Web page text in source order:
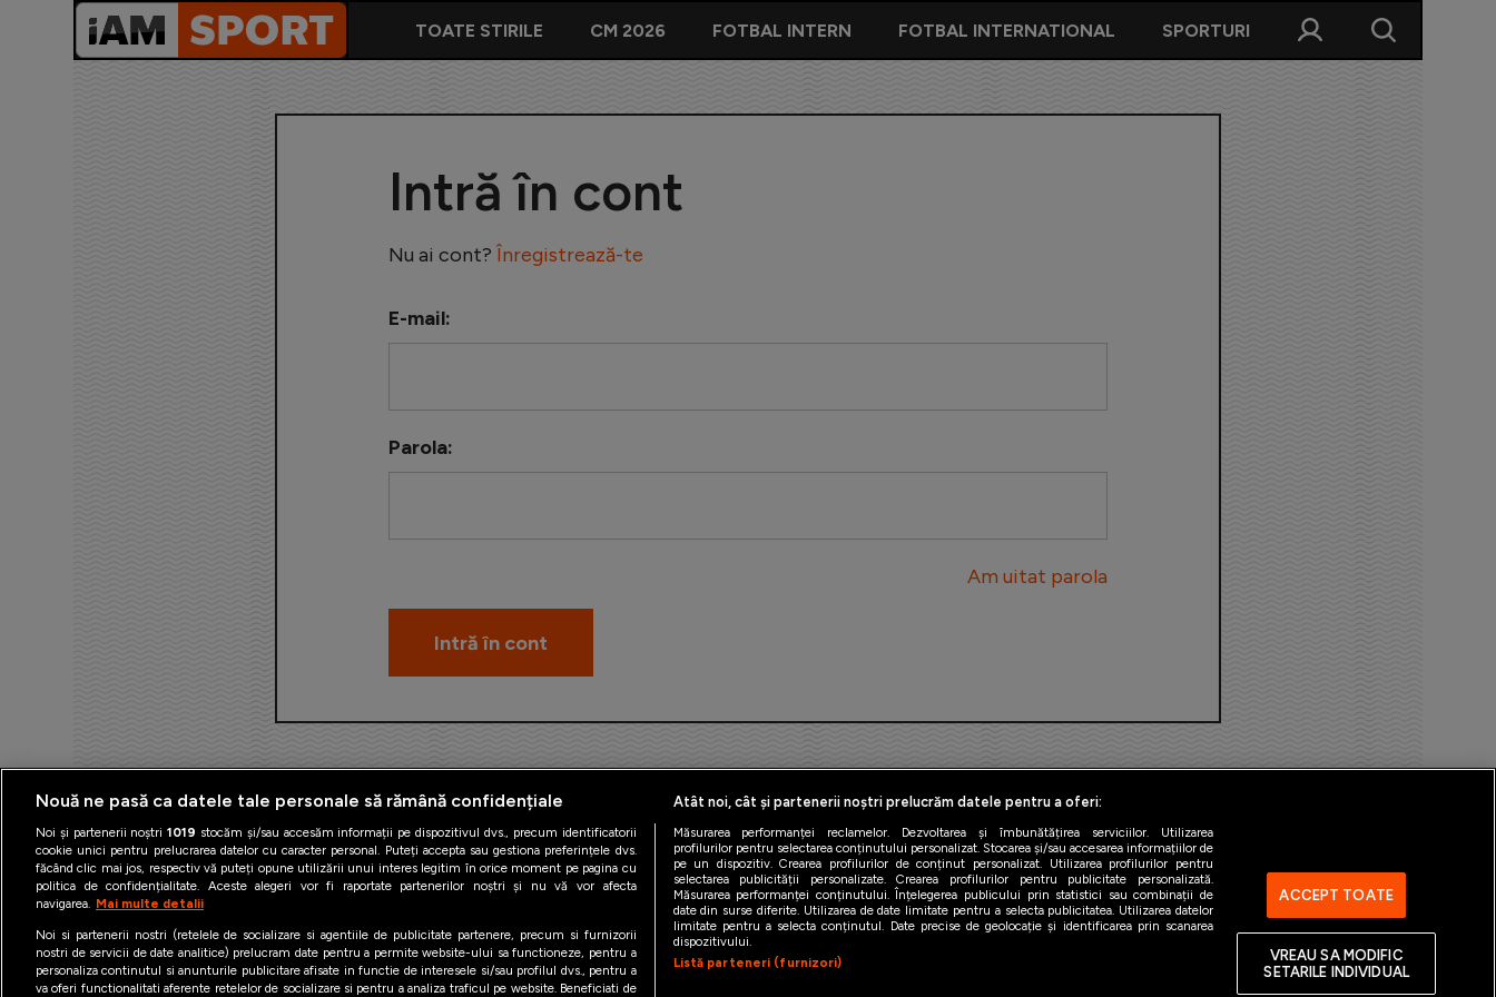
TOATE STIRILE CM 2026 FOTBAL INTERN FOTBAL INTERNATIONAL SPORTURI
Intră în cont
Nu ai cont? Înregistrează-te
E-mail:
Parola:
Am uitat parola
iAMsport.ro © 2026
Politica de utilizare Cookies Cine suntem Contact Gestionați preferințele
Nouă ne pasă ca datele tale personale să rămână confidențiale
Noi și partenerii noștri1019 stocăm și/sau accesăm informații pe dispozitivul dvs., precum identificatorii
cookie unici pentru prelucrarea datelor cu caracter personal. Puteți accepta sau gestiona preferințele dvs.
făcând clic mai jos, respectiv vă puteți opune utilizării unui interes legitim în orice moment pe pagina cu
politica de confidențialitate. Aceste alegeri vor fi raportate partenerilor noștri și nu vă vor afecta
navigarea. Mai multe detalii
Noi si partenerii nostri (retelele de socializare si agentiile de publicitate partenere, precum si furnizorii
nostri de servicii de date analitice) prelucram date pentru a permite website-ului sa functioneze, pentru a
personaliza continutul si anunturile publicitare afisate in functie de interesele si/sau profilul dvs., pentru a
va oferi functionalitati aferente retelelor de socializare si pentru a analiza traficul pe website. Beneficiati de
Atât noi, cât și partenerii noștri prelucrăm datele pentru a oferi:
Măsurarea performanței reclamelor. Dezvoltarea și îmbunătățirea serviciilor. Utilizarea
profilurilor pentru selectarea conținutului personalizat. Stocarea și/sau accesarea informațiilor de
pe un dispozitiv. Crearea profilurilor de conținut personalizat. Utilizarea profilurilor pentru
selectarea publicității personalizate. Crearea profilurilor pentru publicitate personalizată.
Măsurarea performanței conținutului. Înțelegerea publicului prin statistici sau combinații de
date din surse diferite. Utilizarea de date limitate pentru a selecta publicitatea. Utilizarea datelor
limitate pentru a selecta conținutul. Date precise de geolocație și identificarea prin scanarea
dispozitivului.
Listă parteneri (furnizori)
ACCEPT TOATE
VREAU SA MODIFIC
SETARILE INDIVIDUAL